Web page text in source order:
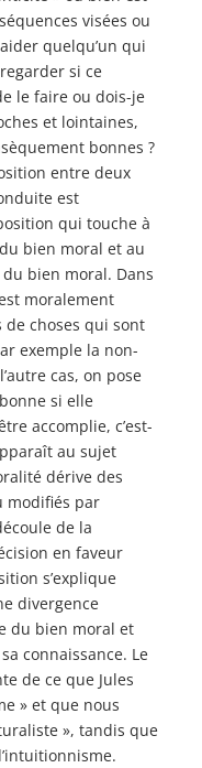
visées ou
quelqu’un qui
si ce
le faire ou dois-je
et lointaines,
bonnes ?
entre deux
est
qui touche à
bien moral et au
bien moral. Dans
moralement
choses qui sont
exemple la non-
cas, on pose
si elle
accomplie, c’est-
au sujet
dérive des
modifiés par
de la
en faveur
s’explique
divergence
du bien moral et
connaissance. Le
de ce que Jules
» et que nous
», tandis que